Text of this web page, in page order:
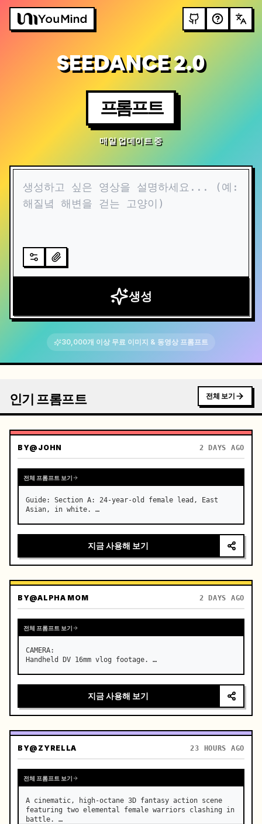
SEEDANCE 2.0
프롬프트
매일 업데이트 중
생성
30,000개 이상 무료 이미지 & 동영상 프롬프트
인기 프롬프트 전체 보기
BY@JOHN 2 DAYS AGO
전체 프롬프트 보기
Guide: Section A: 24-year-old female lead, East
Asian, in white. …
지금 사용해 보기
BY@ALPHA MOM 2 DAYS AGO
전체 프롬프트 보기
CAMERA:
Handheld DV 16mm vlog footage. …
지금 사용해 보기
BY@ZYRELLA 23 HOURS AGO
전체 프롬프트 보기
A cinematic, high-octane 3D fantasy action scene
featuring two elemental female warriors clashing in
battle. …